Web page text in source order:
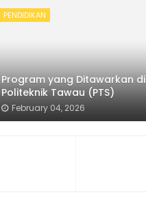
PENDIDIKAN
Program yang Ditawarkan di
Politeknik Tawau (PTS)
February 04, 2026